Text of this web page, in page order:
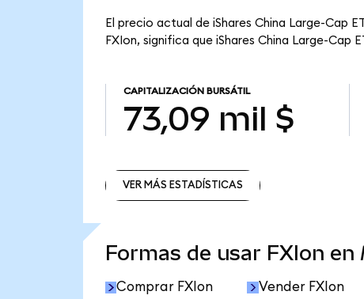
El precio actual de iShares China Large-Cap
FXIon, significa que iShares China Large-
CAPITALIZACIÓN BURSÁTIL
73,09 mil $
VER MÁS ESTADÍSTICAS
Formas de usar FXIon en
Comprar FXIon Vender FXIon